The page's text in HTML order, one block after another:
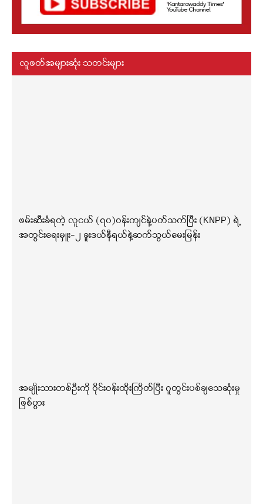
လူဖတ်အများဆုံး သတင်းများ
ဖမ်းဆီးခံရတဲ့ လူငယ် (၇၀)ဝန်းကျင်နဲ့ပတ်သက်ပြီး (KNPP) ရဲ့
အတွင်းရေးမှူး-၂ ခူးဒယ်နီရယ်နဲ့ဆက်သွယ်မေးမြန်း
အမျိုးသားတစ်ဦးကို ဝိုင်းဝန်းထိုးကြိတ်ပြီး ဂူတွင်းပစ်ချသေဆုံးမှု
ဖြစ်ပွား